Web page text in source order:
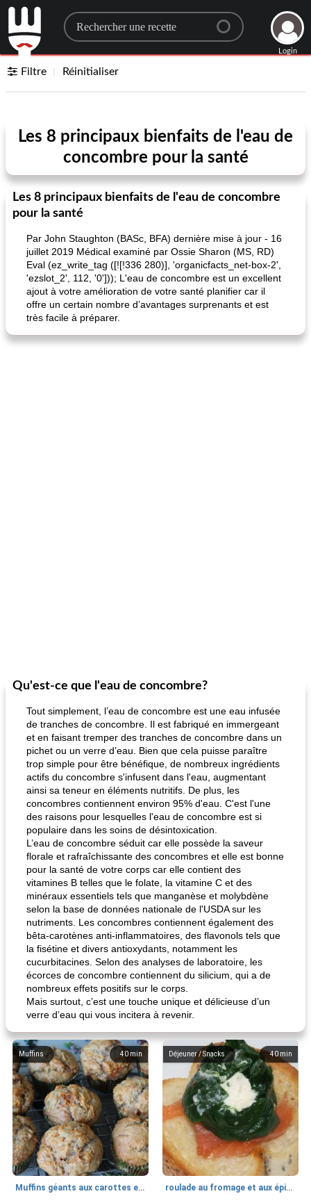
Search for a recipe
Login
Filtre Réinitialiser
Les 8 principaux bienfaits de l'eau de
concombre pour la santé
Les 8 principaux bienfaits de l'eau de concombre
pour la santé
Par John Staughton (BASc, BFA) dernière mise à jour - 16
juillet 2019 Médical examiné par Ossie Sharon (MS, RD)
Eval (ez_write_tag ([![!336 280)], 'organicfacts_net-box-2',
'ezslot_2', 112, '0'])); L'eau de concombre est un excellent
ajout à votre amélioration de votre santé planifier car il
offre un certain nombre d’avantages surprenants et est
très facile à préparer.
Qu'est-ce que l'eau de concombre?
Tout simplement, l’eau de concombre est une eau infusée
de tranches de concombre. Il est fabriqué en immergeant
et en faisant tremper des tranches de concombre dans un
pichet ou un verre d’eau. Bien que cela puisse paraître
trop simple pour être bénéfique, de nombreux ingrédients
actifs du concombre s'infusent dans l'eau, augmentant
ainsi sa teneur en éléments nutritifs. De plus, les
concombres contiennent environ 95% d'eau. C'est l'une
des raisons pour lesquelles l'eau de concombre est si
populaire dans les soins de désintoxication.
L’eau de concombre séduit car elle possède la saveur
florale et rafraîchissante des concombres et elle est bonne
pour la santé de votre corps car elle contient des
vitamines B telles que le folate, la vitamine C et des
minéraux essentiels tels que manganèse et molybdène
selon la base de données nationale de l'USDA sur les
nutriments. Les concombres contiennent également des
bêta-carotènes anti-inflammatoires, des flavonols tels que
la fisétine et divers antioxydants, notamment les
cucurbitacines. Selon des analyses de laboratoire, les
écorces de concombre contiennent du silicium, qui a de
nombreux effets positifs sur le corps.
Mais surtout, c’est une touche unique et délicieuse d’un
verre d’eau qui vous incitera à revenir.
40 min
Muffins
Muffins géants aux carottes et à la banane de Nif
40 min
Déjeuner / Snacks
roulade au fromage et aux épinards